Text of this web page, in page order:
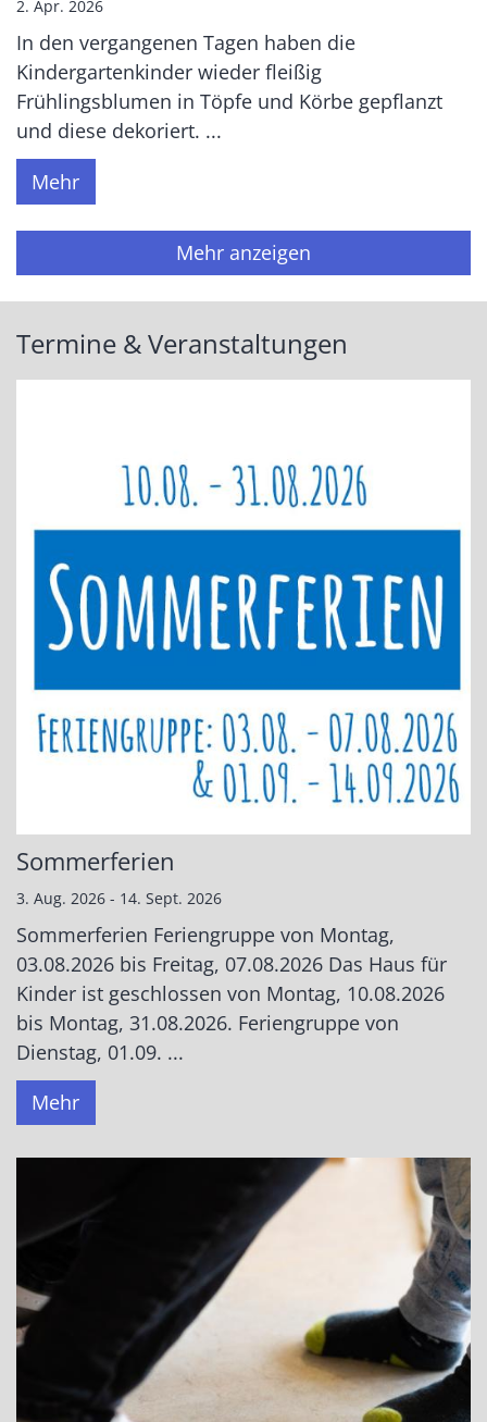
2. Apr. 2026
In den vergangenen Tagen haben die
Kindergartenkinder wieder fleißig
Frühlingsblumen in Töpfe und Körbe gepflanzt
und diese dekoriert. ...
Mehr
Mehr anzeigen
Termine & Veranstaltungen
Sommerferien
3. Aug. 2026 - 14. Sept. 2026
Sommerferien Feriengruppe von Montag,
03.08.2026 bis Freitag, 07.08.2026 Das Haus für
Kinder ist geschlossen von Montag, 10.08.2026
bis Montag, 31.08.2026. Feriengruppe von
Dienstag, 01.09. ...
Mehr